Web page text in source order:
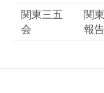
関東三五
会
関
報告